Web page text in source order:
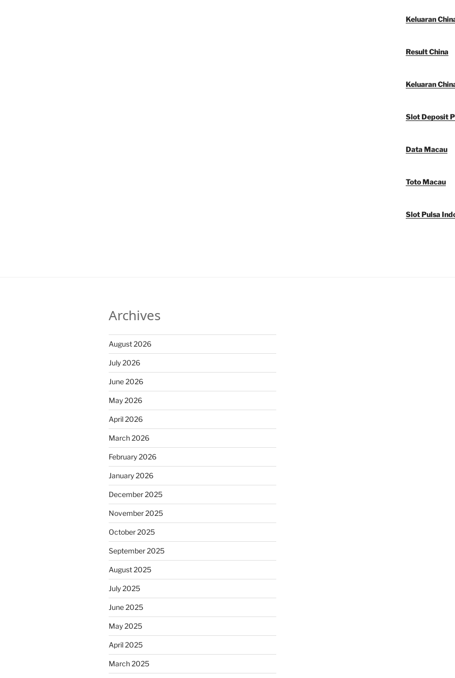
Keluaran
Result China
Keluaran
Slot Deposit
Data Macau
Toto Macau
Slot Pulsa
Archives
August 2026
July 2026
June 2026
May 2026
April 2026
March 2026
February 2026
January 2026
December 2025
November 2025
October 2025
September 2025
August 2025
July 2025
June 2025
May 2025
April 2025
March 2025